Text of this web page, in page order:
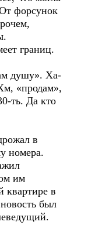
форсунок
границ.
душу». Ха-
«продам»,
ть. Да кто
в
номера.
им
квартире в
был